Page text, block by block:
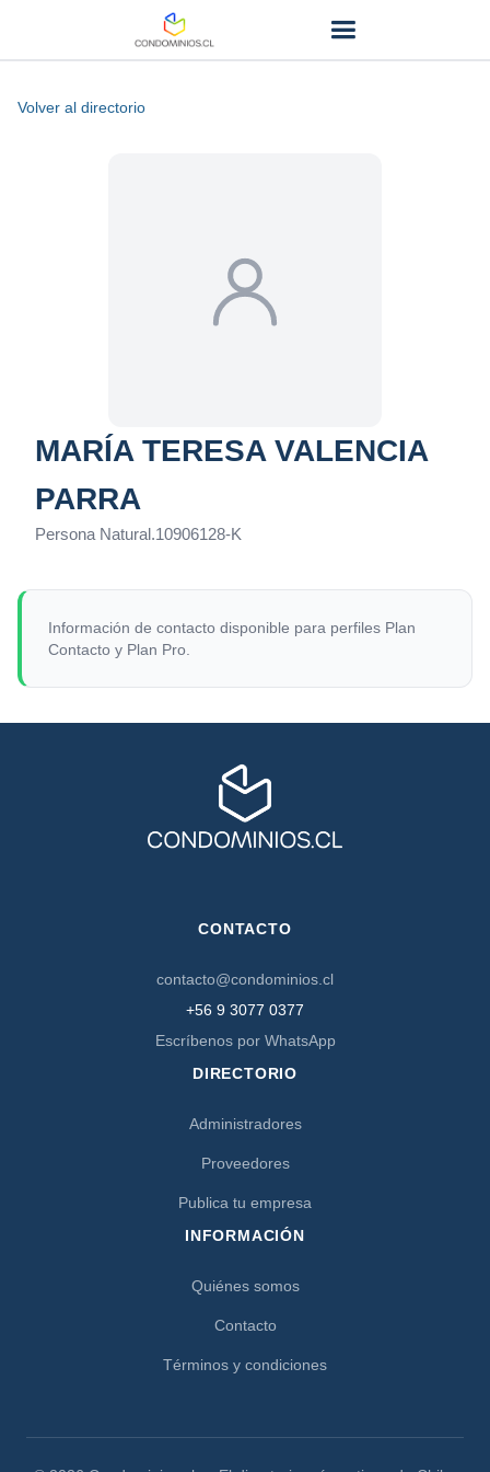
Volver al directorio
MARÍA TERESA VALENCIA
PARRA
Persona Natural.10906128-K
Información de contacto disponible para perfiles Plan
Contacto y Plan Pro.
CONTACTO
contacto@condominios.cl
+56 9 3077 0377
Escríbenos por WhatsApp
DIRECTORIO
Administradores
Proveedores
Publica tu empresa
INFORMACIÓN
Quiénes somos
Contacto
Términos y condiciones